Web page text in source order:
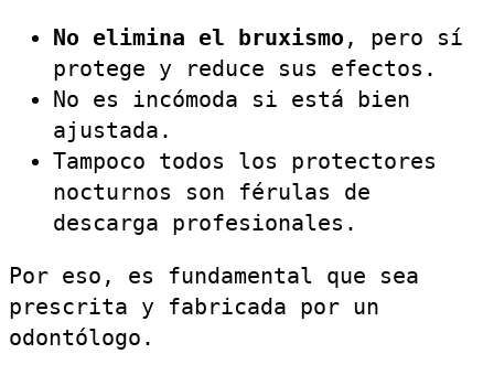
No elimina el bruxismo , pero sí
protege y reduce sus efectos.
No es incómoda si está bien
ajustada.
Tampoco todos los protectores
nocturnos son férulas de
descarga profesionales.
Por eso, es fundamental que sea
prescrita y fabricada por un
odontólogo.